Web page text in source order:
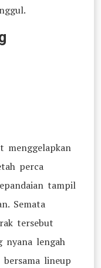
menggelapkan
perca
tampil
Semata
tersebut
nyana lengah
lineup